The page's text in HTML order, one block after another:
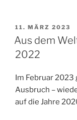
VERÖFFENTLICHT
AM
11. MÄRZ 2023
Aus dem
2022
Im Februar 2023
Ausbruch –
auf die Jahre